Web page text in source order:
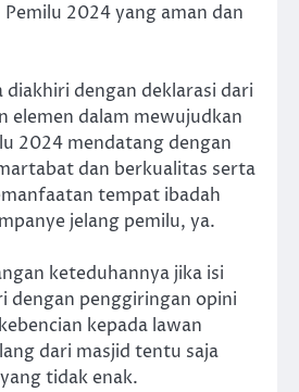
2024 yang aman dan
diakhiri dengan deklarasi dari
elemen dalam mewujudkan
2024 mendatang dengan
dan berkualitas serta
tempat ibadah
jelang pemilu, ya.
keteduhannya jika isi
dengan penggiringan opini
kepada lawan
dari masjid tentu saja
tidak enak.